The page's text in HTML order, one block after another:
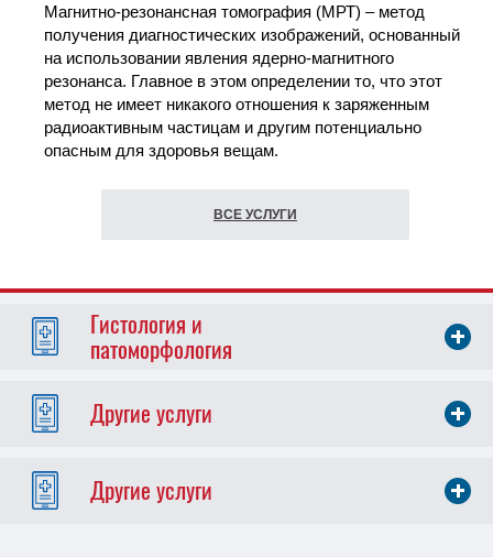
Магнитно-резонансная томография (МРТ) – метод
получения диагностических изображений, основанный
на использовании явления ядерно-магнитного
резонанса. Главное в этом определении то, что этот
метод не имеет никакого отношения к заряженным
радиоактивным частицам и другим потенциально
опасным для здоровья вещам.
ВСЕ УСЛУГИ
Гистология и
патоморфология
Другие услуги
Другие услуги